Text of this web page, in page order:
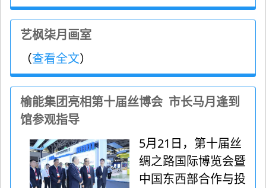
艺枫柒月画室
（查看全文）
榆能集团亮相第十届丝博会 市长马月逢到
馆参观指导
5月21日，第十届丝
绸之路国际博览会暨
中国东西部合作与投